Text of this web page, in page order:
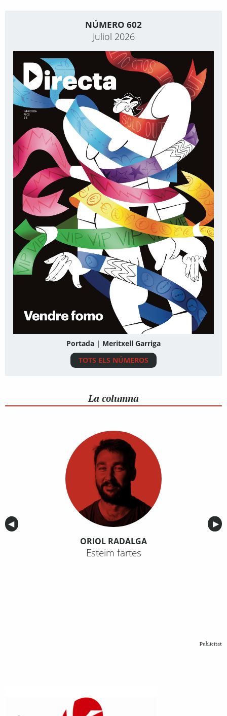
NÚMERO 602
Juliol 2026
Portada | Meritxell Garriga
TOTS ELS NÚMEROS
La columna
Anterior
◀︎ ▶︎
ORIOL RADALGA
Esteim fartes
Publicitat